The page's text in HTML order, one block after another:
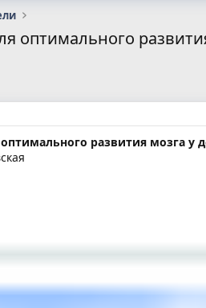
оптимального
развития мозга у